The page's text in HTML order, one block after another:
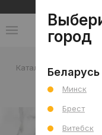
Каталог -
город
Беларусь
Минск
Брест
Витебск